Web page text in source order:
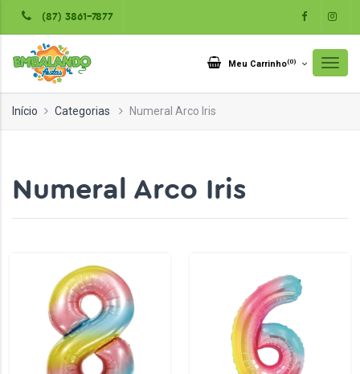
(87) 3861-7877
Meu Carrinho(0)
Início Categorias Numeral Arco Iris
Numeral Arco Iris